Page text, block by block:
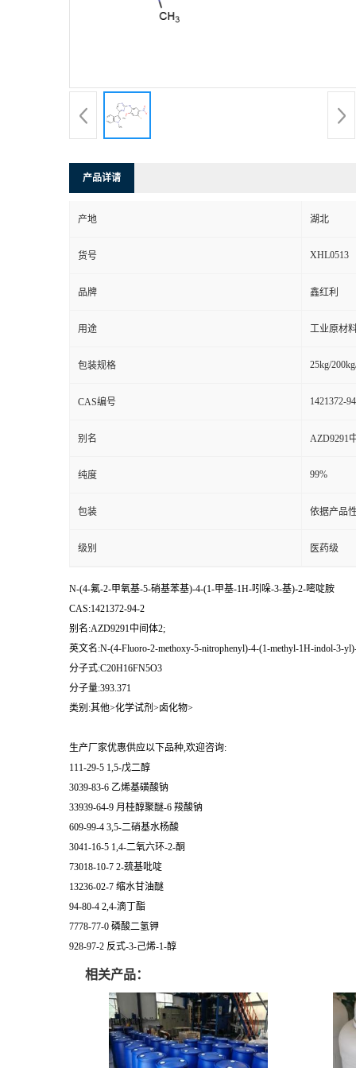
产品详请
产地 湖北
货号 XHL0513
品牌 鑫红利
用途 工业原材
包装规格 25kg/
CAS编号 1421372-
别名 AZD9291
纯度 99%
包装 依据产品
级别 医药级
N-(4-氟-2-甲氧基-5-硝基苯基)-4-(1-甲基-1H-吲哚-3-基)-2-嘧啶胺
CAS:1421372-94-2
别名:AZD9291中间体2;
英文名:N-(4-Fluoro-2-methoxy-5-nitrophenyl)-4-(1-methyl-1H-indol-3-
分子式:C20H16FN5O3
分子量:393.371
类别:其他>化学试剂>卤化物>
生产厂家优惠供应以下品种,欢迎咨询:
111-29-5 1,5-戊二醇
3039-83-6 乙烯基磺酸钠
33939-64-9 月桂醇聚醚-6 羧酸钠
609-99-4 3,5-二硝基水杨酸
3041-16-5 1,4-二氧六环-2-酮
73018-10-7 2-巯基吡啶
13236-02-7 缩水甘油醚
94-80-4 2,4-滴丁酯
7778-77-0 磷酸二氢钾
928-97-2 反式-3-己烯-1-醇
相关产品：